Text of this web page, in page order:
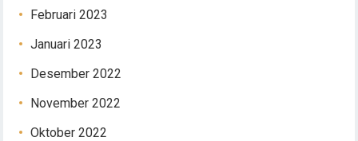
Februari 2023
Januari 2023
Desember 2022
November 2022
Oktober 2022